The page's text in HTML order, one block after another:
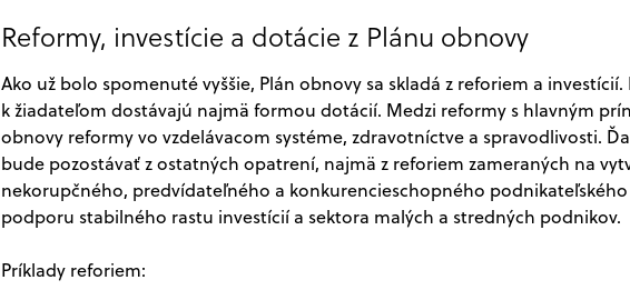
Reformy, investície a dotácie z Plánu obnovy
Ako už bolo spomenuté vyššie, Plán obnovy sa skladá z reforiem a investícií.
k žiadateľom dostávajú najmä formou dotácií. Medzi reformy s hlavným
obnovy reformy vo vzdelávacom systéme, zdravotníctve a spravodlivosti.
bude pozostávať z ostatných opatrení, najmä z reforiem zameraných na
nekorupčného, predvídateľného a konkurencieschopného
podporu stabilného rastu investícií a sektora malých a stredných podnikov.
Príklady reforiem: